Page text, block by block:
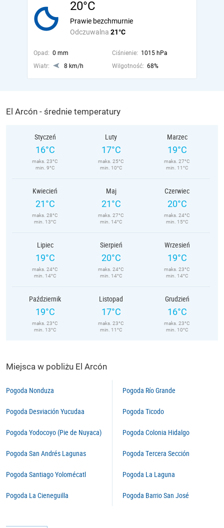
20°C
Odczuwalna 21°C
Prawie bezchmurnie
Opad: 0 mm Ciśnienie: 1015 hPa
Wiatr:
8 km/h Wilgotność: 68%
El Arcón - średnie temperatury
Styczeń
16°C
maks. 23°C
min. 9°C
Luty
17°C
maks. 25°C
min. 10°C
Marzec
19°C
maks. 27°C
min. 11°C
Kwiecień
21°C
maks. 28°C
min. 13°C
Maj
21°C
maks. 27°C
min. 14°C
Czerwiec
20°C
maks. 24°C
min. 15°C
Lipiec
19°C
maks. 24°C
min. 14°C
Sierpień
20°C
maks. 24°C
min. 14°C
Wrzesień
19°C
maks. 23°C
min. 14°C
Październik
19°C
maks. 23°C
min. 13°C
Listopad
17°C
maks. 23°C
min. 11°C
Grudzień
16°C
maks. 23°C
min. 10°C
Miejsca w pobliżu El Arcón
Pogoda Nonduza
Pogoda Desviación Yucudaa
Pogoda Yodocoyo (Pie de Nuyaca)
Pogoda San Andrés Lagunas
Pogoda Santiago Yolomécatl
Pogoda La Cieneguilla
Pogoda Río Grande
Pogoda Ticodo
Pogoda Colonia Hidalgo
Pogoda Tercera Sección
Pogoda La Laguna
Pogoda Barrio San José